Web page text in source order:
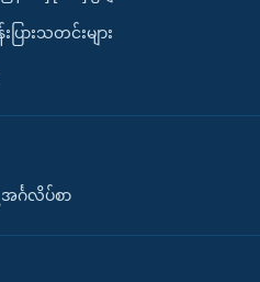
ပြားသတင်းများ
င်္ဂလိပ်စာ